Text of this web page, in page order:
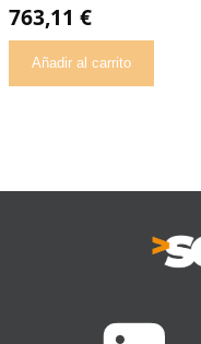
763,11 €
Añadir al carrito